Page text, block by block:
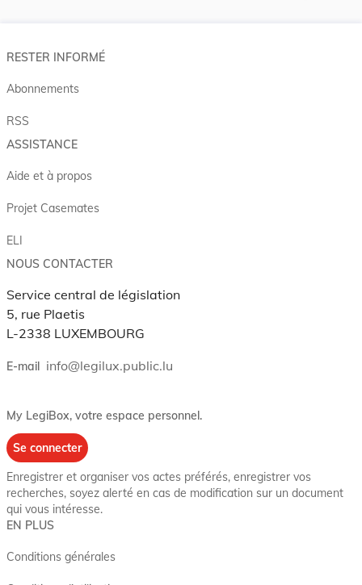
RESTER INFORMÉ
Abonnements
RSS
ASSISTANCE
Aide et à propos
Projet Casemates
ELI
NOUS CONTACTER
Service central de législation
5, rue Plaetis
L-2338 LUXEMBOURG
E-mail info@legilux.public.lu
My LegiBox, votre espace personnel.
Se connecter
Enregistrer et organiser vos actes préférés, enregistrer vos
recherches, soyez alerté en cas de modification sur un document
qui vous intéresse.
EN PLUS
Conditions générales